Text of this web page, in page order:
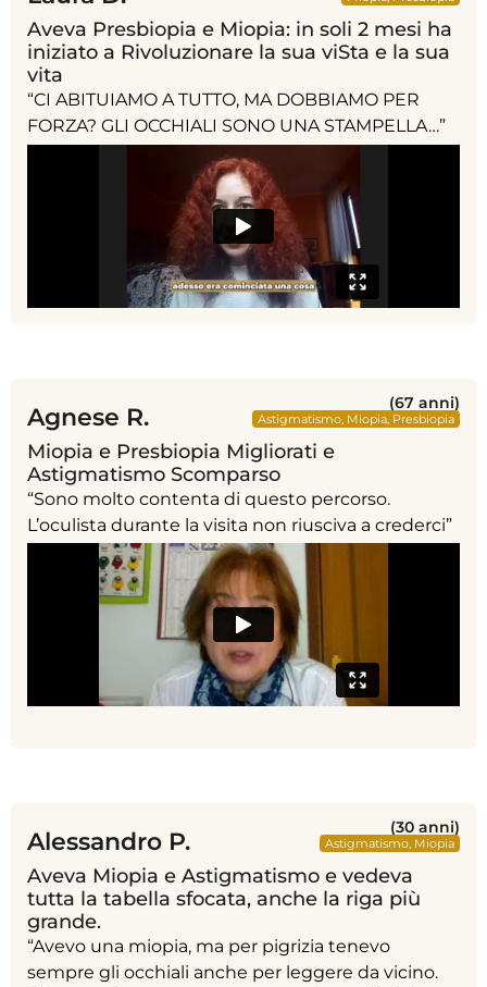
Aveva Presbiopia e Miopia: in soli 2 mesi ha
iniziato a Rivoluzionare la sua viSta e la sua
vita
“CI ABITUIAMO A TUTTO, MA DOBBIAMO PER
FORZA? GLI OCCHIALI SONO UNA STAMPELLA…”
Agnese R. (67 anni)
Astigmatismo Miopia Presbiopia
Miopia e Presbiopia Migliorati e
Astigmatismo Scomparso
“Sono molto contenta di questo percorso.
L’oculista durante la visita non riusciva a crederci”
Alessandro P. (30 anni)
Astigmatismo, Miopia
Aveva Miopia e Astigmatismo e vedeva
tutta la tabella sfocata, anche la riga più
grande.
“Avevo una miopia, ma per pigrizia tenevo
sempre gli occhiali anche per leggere da vicino.